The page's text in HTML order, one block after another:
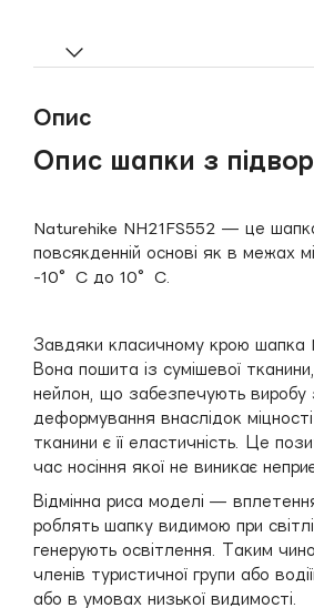
Опис
Опис шапки з
Naturehike NH21FS552 — це
повсякденній основі як в межах
-10°C до 10°C.
Завдяки класичному крою шапка
Вона пошита із сумішевої
нейлон, що забезпечують виробу
деформування внаслідок
тканини є її еластичність. Це
час носіння якої не виникає
Відмінна риса моделі —
роблять шапку видимою при
генерують освітлення. Таким
членів туристичної групи або
або в умовах низької видимості.